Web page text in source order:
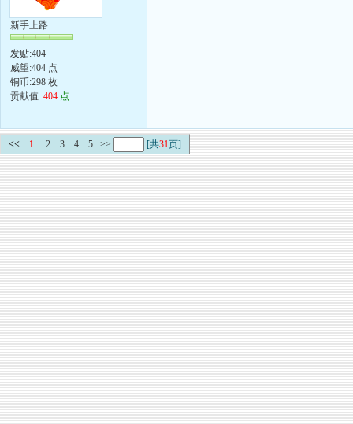
新手上路
发贴:404
威望:404 点
铜币:298 枚
贡献值: 404 点
<< 1 2 3 4 5 >> [共31页]